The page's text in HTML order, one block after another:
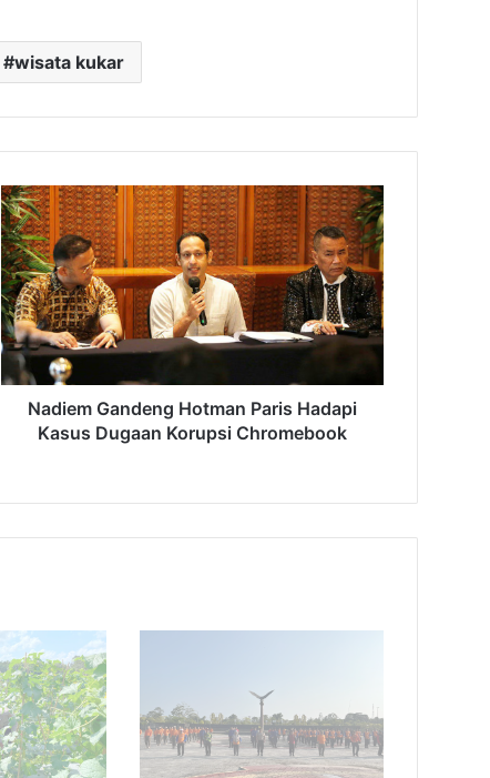
wisata kukar
Nadiem
Gandeng
Hotman
Paris
Hadapi
Kasus
Dugaan
Korupsi
Chromebook
Nadiem Gandeng Hotman Paris Hadapi
Kasus Dugaan Korupsi Chromebook